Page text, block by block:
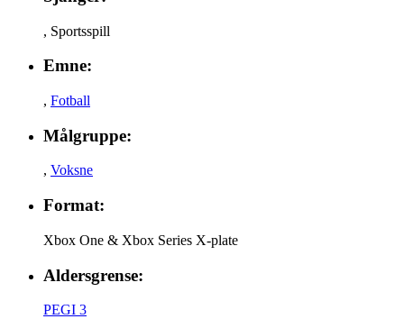
, Sportsspill
Emne:
, Fotball
Målgruppe:
, Voksne
Format:
Xbox One & Xbox Series X-plate
Aldersgrense:
PEGI 3